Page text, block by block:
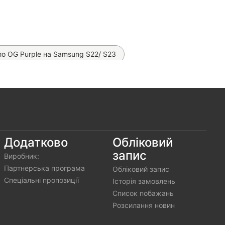
OG Purple на Samsung S22/ S23
Samsung Galaxy S22
на Samsung Galaxy S22
Додатково
Виробник:
Партнерська програма
Спеціальні пропозиції
Обліковий
запис
Обліковий запис
Історія замовлень
Список побажань
Розсилання новин